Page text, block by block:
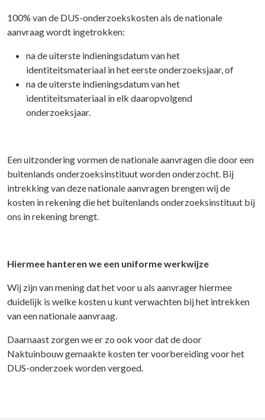
100% van de DUS-onderzoekskosten als de nationale
aanvraag wordt ingetrokken:
na de uiterste indieningsdatum van het
identiteitsmateriaal in het eerste onderzoeksjaar, of
na de uiterste indieningsdatum van het
identiteitsmateriaal in elk daaropvolgend
onderzoeksjaar.
Een uitzondering vormen de nationale aanvragen die door een
buitenlands onderzoeksinstituut worden onderzocht. Bij
intrekking van deze nationale aanvragen brengen wij de
kosten in rekening die het buitenlands onderzoeksinstituut bij
ons in rekening brengt.
Hiermee hanteren we een uniforme werkwijze
Wij zijn van mening dat het voor u als aanvrager hiermee
duidelijk is welke kosten u kunt verwachten bij het intrekken
van een nationale aanvraag.
Daarnaast zorgen we er zo ook voor dat de door
Naktuinbouw gemaakte kosten ter voorbereiding voor het
DUS-onderzoek worden vergoed.